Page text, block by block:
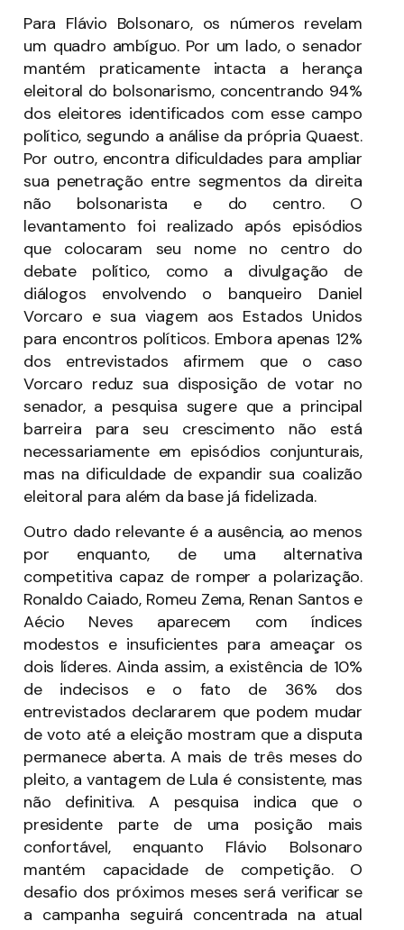
Para Flávio Bolsonaro, os números revelam
um quadro ambíguo. Por um lado, o senador
mantém praticamente intacta a herança
eleitoral do bolsonarismo, concentrando 94%
dos eleitores identificados com esse campo
político, segundo a análise da própria Quaest.
Por outro, encontra dificuldades para ampliar
sua penetração entre segmentos da direita
não bolsonarista e do centro. O
levantamento foi realizado após episódios
que colocaram seu nome no centro do
debate político, como a divulgação de
diálogos envolvendo o banqueiro Daniel
Vorcaro e sua viagem aos Estados Unidos
para encontros políticos. Embora apenas 12%
dos entrevistados afirmem que o caso
Vorcaro reduz sua disposição de votar no
senador, a pesquisa sugere que a principal
barreira para seu crescimento não está
necessariamente em episódios conjunturais,
mas na dificuldade de expandir sua coalizão
eleitoral para além da base já fidelizada.
Outro dado relevante é a ausência, ao menos
por enquanto, de uma alternativa
competitiva capaz de romper a polarização.
Ronaldo Caiado, Romeu Zema, Renan Santos e
Aécio Neves aparecem com índices
modestos e insuficientes para ameaçar os
dois líderes. Ainda assim, a existência de 10%
de indecisos e o fato de 36% dos
entrevistados declararem que podem mudar
de voto até a eleição mostram que a disputa
permanece aberta. A mais de três meses do
pleito, a vantagem de Lula é consistente, mas
não definitiva. A pesquisa indica que o
presidente parte de uma posição mais
confortável, enquanto Flávio Bolsonaro
mantém capacidade de competição. O
desafio dos próximos meses será verificar se
a campanha seguirá concentrada na atual